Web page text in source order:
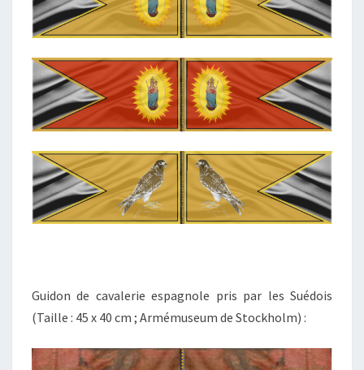
Guidon de cavalerie espagnole pris par les Suédois
(Taille : 45 x 40 cm ; Armémuseum de Stockholm) :